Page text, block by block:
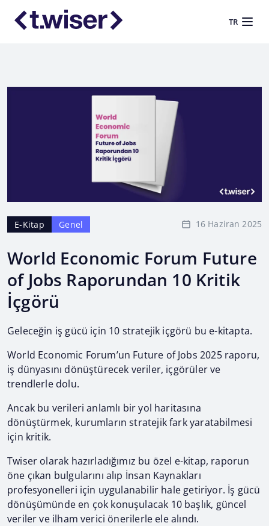
TR
E-Kitap Genel 16 Haziran 2025
World Economic Forum Future
of Jobs Raporundan 10 Kritik
İçgörü
Geleceğin iş gücü için 10 stratejik içgörü bu e-kitapta.
World Economic Forum’un Future of Jobs 2025 raporu,
iş dünyasını dönüştürecek veriler, içgörüler ve
trendlerle dolu.
Ancak bu verileri anlamlı bir yol haritasına
dönüştürmek, kurumların stratejik fark yaratabilmesi
için kritik.
Twiser olarak hazırladığımız bu özel e-kitap, raporun
öne çıkan bulgularını alıp İnsan Kaynakları
profesyonelleri için uygulanabilir hale getiriyor. İş gücü
dönüşümünde en çok konuşulacak 10 başlık, güncel
veriler ve ilham verici önerilerle ele alındı.